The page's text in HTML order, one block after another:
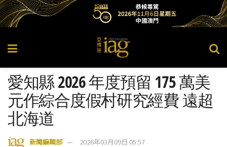
愛知縣 2026 年度預留 175 萬美
元作綜合度假村研究經費 遠超
北海道
新聞編輯部 2026年03月09日 05:57